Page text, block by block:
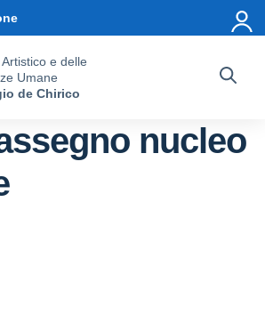
e delle
Umane
de Chirico
nucleo